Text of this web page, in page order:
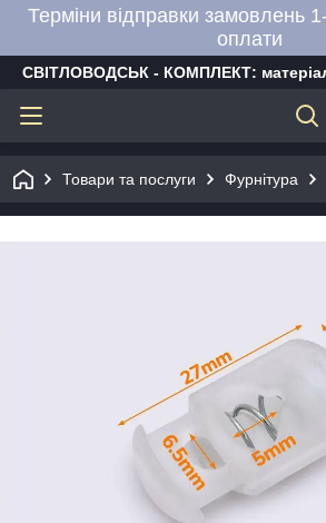
Терміни відправки замовлень
оплати
СВІТЛОВОДСЬК - КОМПЛЕКТ:
Товари та послуги Фурнітура